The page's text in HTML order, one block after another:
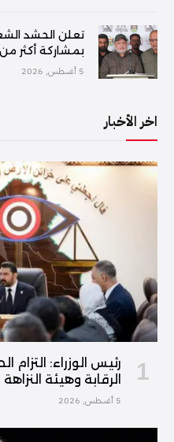
تعلن الحشد
بمشاركة أكثر من 24 ألف عضو
5 أغسطس, 2026
اخر الأخبار
رئيس الوزراء:
الرقابة وهيئة النزاهة
5 أغسطس, 2026